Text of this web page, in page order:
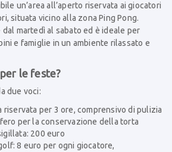
un’area all’aperto riservata ai giocatori
situata vicino alla zona Ping Pong.
martedì al sabato ed è ideale per
e famiglie in un ambiente rilassato e
le feste?
due voci:
riservata per 3 ore, comprensivo di pulizia
per la conservazione della torta
200 euro
8 euro per ogni giocatore,